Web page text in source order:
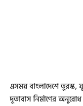
এসময় বাংলাদেশে তুরস্ক,
দূতাবাস নির্মাণের